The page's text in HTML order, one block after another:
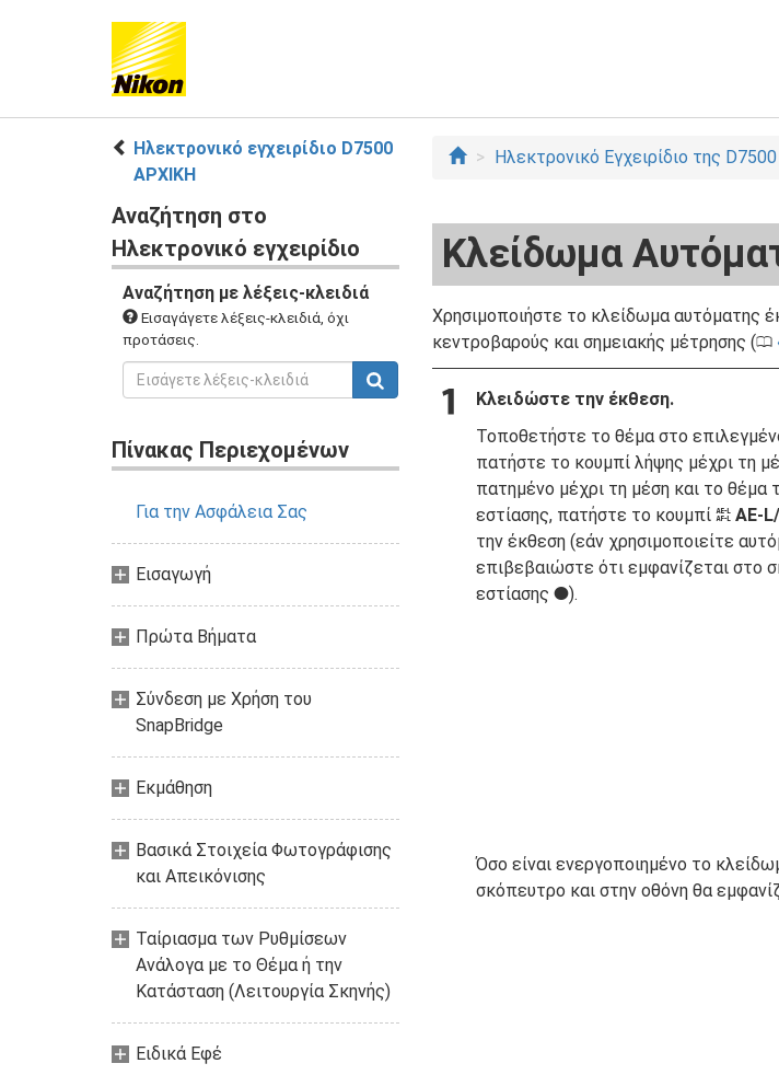
Ηλεκτρονικό εγχειρίδιο D7500
ΑΡΧΙΚΗ
Αναζήτηση στο
Ηλεκτρονικό εγχειρίδιο
Αναζήτηση με λέξεις-κλειδιά
Εισαγάγετε λέξεις-κλειδιά, όχι
προτάσεις.
Πίνακας Περιεχομένων
Για την Ασφάλεια Σας
Εισαγωγή
Πρώτα Βήματα
Σύνδεση με Χρήση του
SnapBridge
Εκμάθηση
Βασικά Στοιχεία Φωτογράφισης
και Απεικόνισης
Ταίριασμα των Ρυθμίσεων
Ανάλογα με το Θέμα ή την
Κατάσταση (Λειτουργία Σκηνής)
Ειδικά Εφέ
Ηλεκτρονικό Εγχειρίδιο της D7500
Κλείδωμα
Χρησιμοποιήστε το κλείδωμα αυτόματης
κεντροβαρούς και σημειακής μέτρησης (0
Κλειδώστε την έκθεση.
Τοποθετήστε το θέμα στο
πατήστε το κουμπί λήψης μέχρι τη
πατημένο μέχρι τη μέση και το θέμα
εστίασης, πατήστε το κουμπί A AE-
την έκθεση (εάν χρησιμοποιείτε
επιβεβαιώστε ότι εμφανίζεται στο
εστίασης I).
Όσο είναι ενεργοποιημένο το
σκόπευτρο και στην οθόνη θα